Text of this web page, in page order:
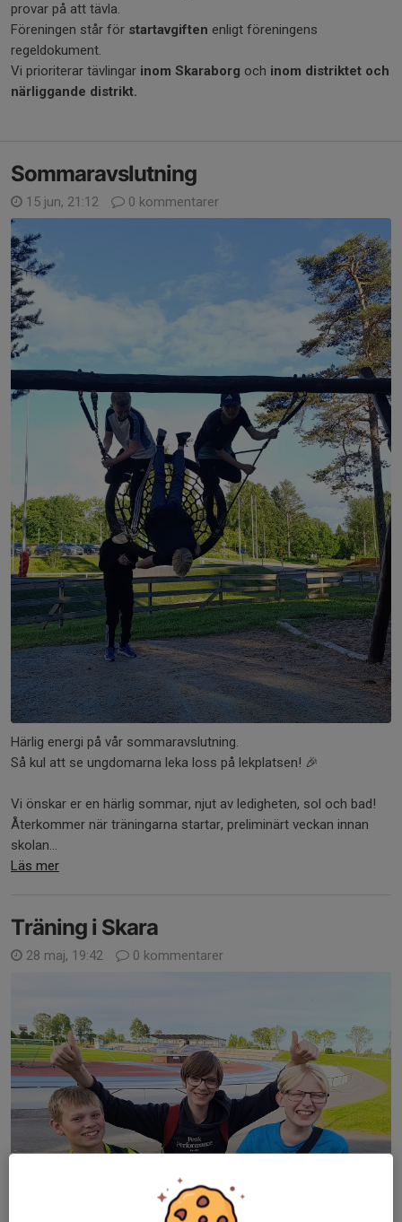
provar på att tävla.
Föreningen står för startavgiften enligt föreningens
regeldokument.
Vi prioriterar tävlingar inom Skaraborg och inom distriktet och
närliggande distrikt.
Sommaravslutning
15 jun, 21:12 0 kommentarer
Härlig energi på vår sommaravslutning.
Så kul att se ungdomarna leka loss på lekplatsen! 🎉
Vi önskar er en härlig sommar, njut av ledigheten, sol och bad!
Återkommer när träningarna startar, preliminärt veckan innan
skolan...
Läs mer
Träning i Skara
28 maj, 19:42 0 kommentarer